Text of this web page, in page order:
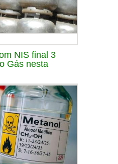
NIS final 3
Gás nesta